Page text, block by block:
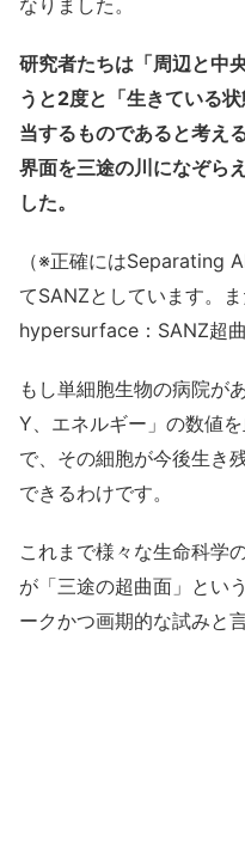
なりました。
研究者たちは「周辺と中
うと2度と「生きている
当するものであると考え
界面を三途の川になぞら
した。
（※正確にはSeparating
てSANZとしています。
hypersurface：SANZ超
もし単細胞生物の病院が
Y、エネルギー」の数値
で、その細胞が今後生き
できるわけです。
これまで様々な生命科学
が「三途の超曲面」とい
ークかつ画期的な試みと